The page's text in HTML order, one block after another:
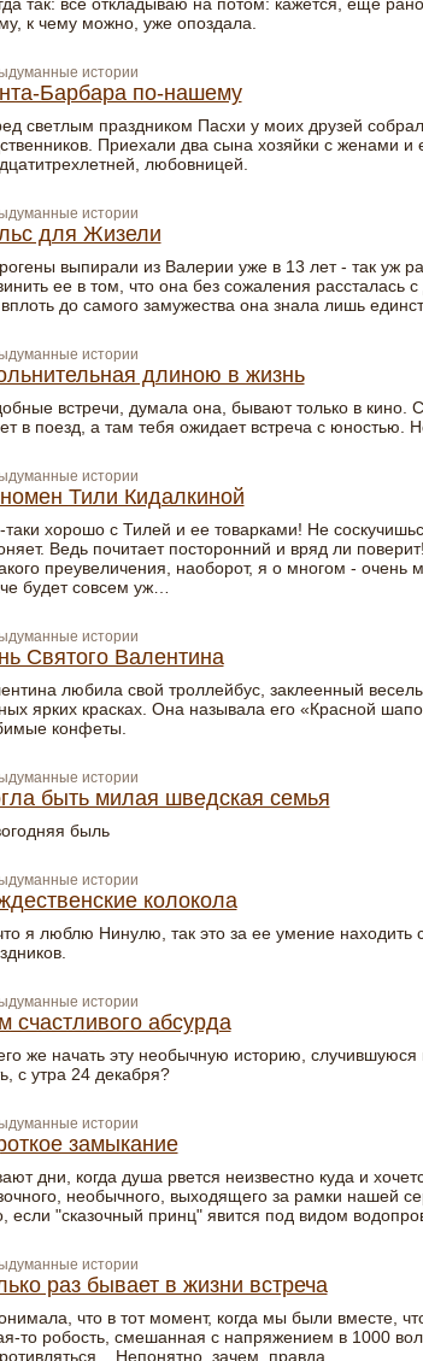
к чему можно, уже опоздала.
истории
Барбара по-нашему
светлым праздником Пасхи у моих друзей
Приехали два сына хозяйки с женами и
любовницей.
истории
для Жизели
выпирали из Валерии уже в 13 лет - так уж
ее в том, что она без сожаления рассталась
до самого замужества она знала лишь
истории
длиною в жизнь
встречи, думала она, бывают только в кино.
в поезд, а там тебя ожидает встреча с юностью.
истории
Тили Кидалкиной
таки хорошо с Тилей и ее товарками! Не
Ведь почитает посторонний и вряд ли
преувеличения, наоборот, я о многом -
будет совсем уж…
истории
Святого Валентина
любила свой троллейбус, заклеенный
ярких красках. Она называла его «Красной
конфеты.
истории
быть милая шведская семья
быль
истории
колокола
я люблю Нинулю, так это за ее умение находить
истории
счастливого абсурда
же начать эту необычную историю,
с утра 24 декабря?
истории
замыкание
дни, когда душа рвется неизвестно куда и
необычного, выходящего за рамки нашей
если "сказочный принц" явится под видом
истории
раз бывает в жизни встреча
что в тот момент, когда мы были вместе,
то робость, смешанная с напряжением в 1000
Непонятно, зачем, правда…